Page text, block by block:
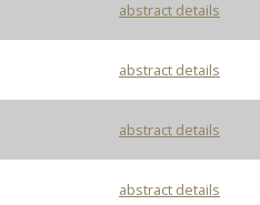
abstract details
abstract details
abstract details
abstract details